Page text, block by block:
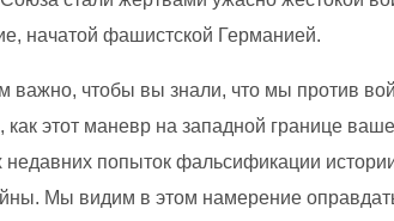
начатой фашистской Германией.
важно, чтобы вы знали, что мы против
как этот маневр на западной границе
недавних попыток фальсификации
Мы видим в этом намерение